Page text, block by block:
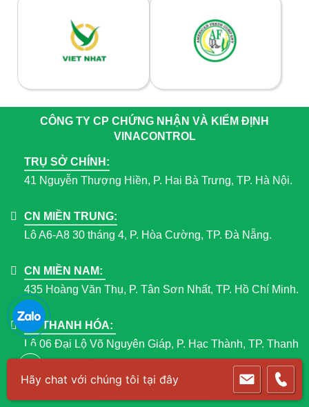
CÔNG TY CP CHỨNG NHẬN VÀ KIỂM ĐỊNH
VINACONTROL
TRỤ SỞ CHÍNH:
41 Nguyễn Thượng Hiền, P. Hai Bà Trưng, TP. Hà Nội.
CN MIỀN TRUNG:
Lô A6-A8 30 tháng 4, P. Hòa Cường, TP. Đà Nẵng.
CN MIỀN NAM:
435 Hoàng Văn Thụ, P. Tân Sơn Nhất, TP. Hồ Chí Minh.
VP THANH HÓA:
Lô 06 Đại Lộ Võ Nguyên Giáp, P. Hạc Thành, TP. Thanh
Hóa.